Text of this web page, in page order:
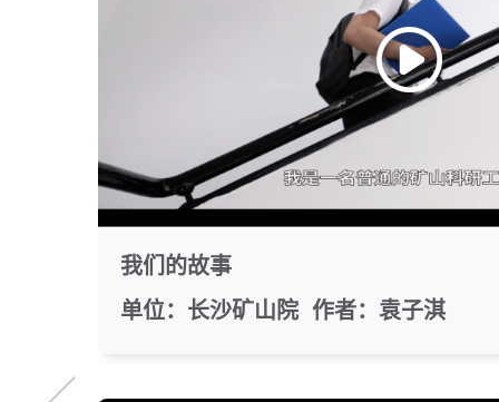
我们的故事
单位：长沙矿山院 作者：袁子淇